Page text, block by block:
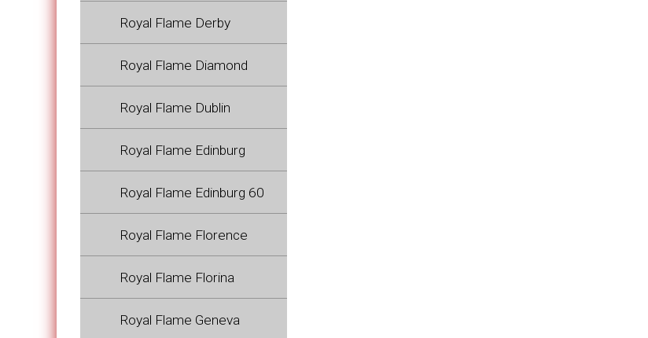
Royal Flame Derby
Royal Flame Diamond
Royal Flame Dublin
Royal Flame Edinburg
Royal Flame Edinburg 60
Royal Flame Florence
Royal Flame Florina
Royal Flame Geneva